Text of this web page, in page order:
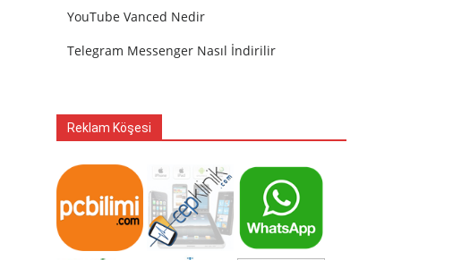
YouTube Vanced Nedir
Telegram Messenger Nasıl İndirilir
Reklam Köşesi